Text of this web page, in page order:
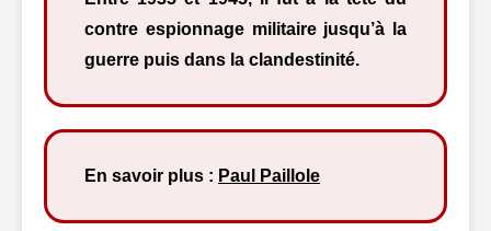
contre espionnage militaire jusqu’à la
guerre puis dans la clandestinité.
En savoir plus : Paul Paillole